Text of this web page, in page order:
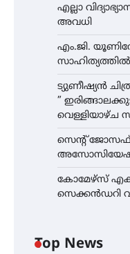
എല്ലാ
അവധി
എം.ജി.
ട്യുണീഷ്യൻ
”
വെള്ളിയാഴ്ച
സെന്റ്
കോമേഴ്സ്
സെക്കൻഡറി
Top News